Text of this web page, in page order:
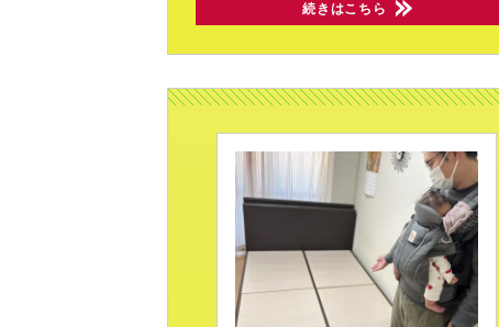
続きはこちら